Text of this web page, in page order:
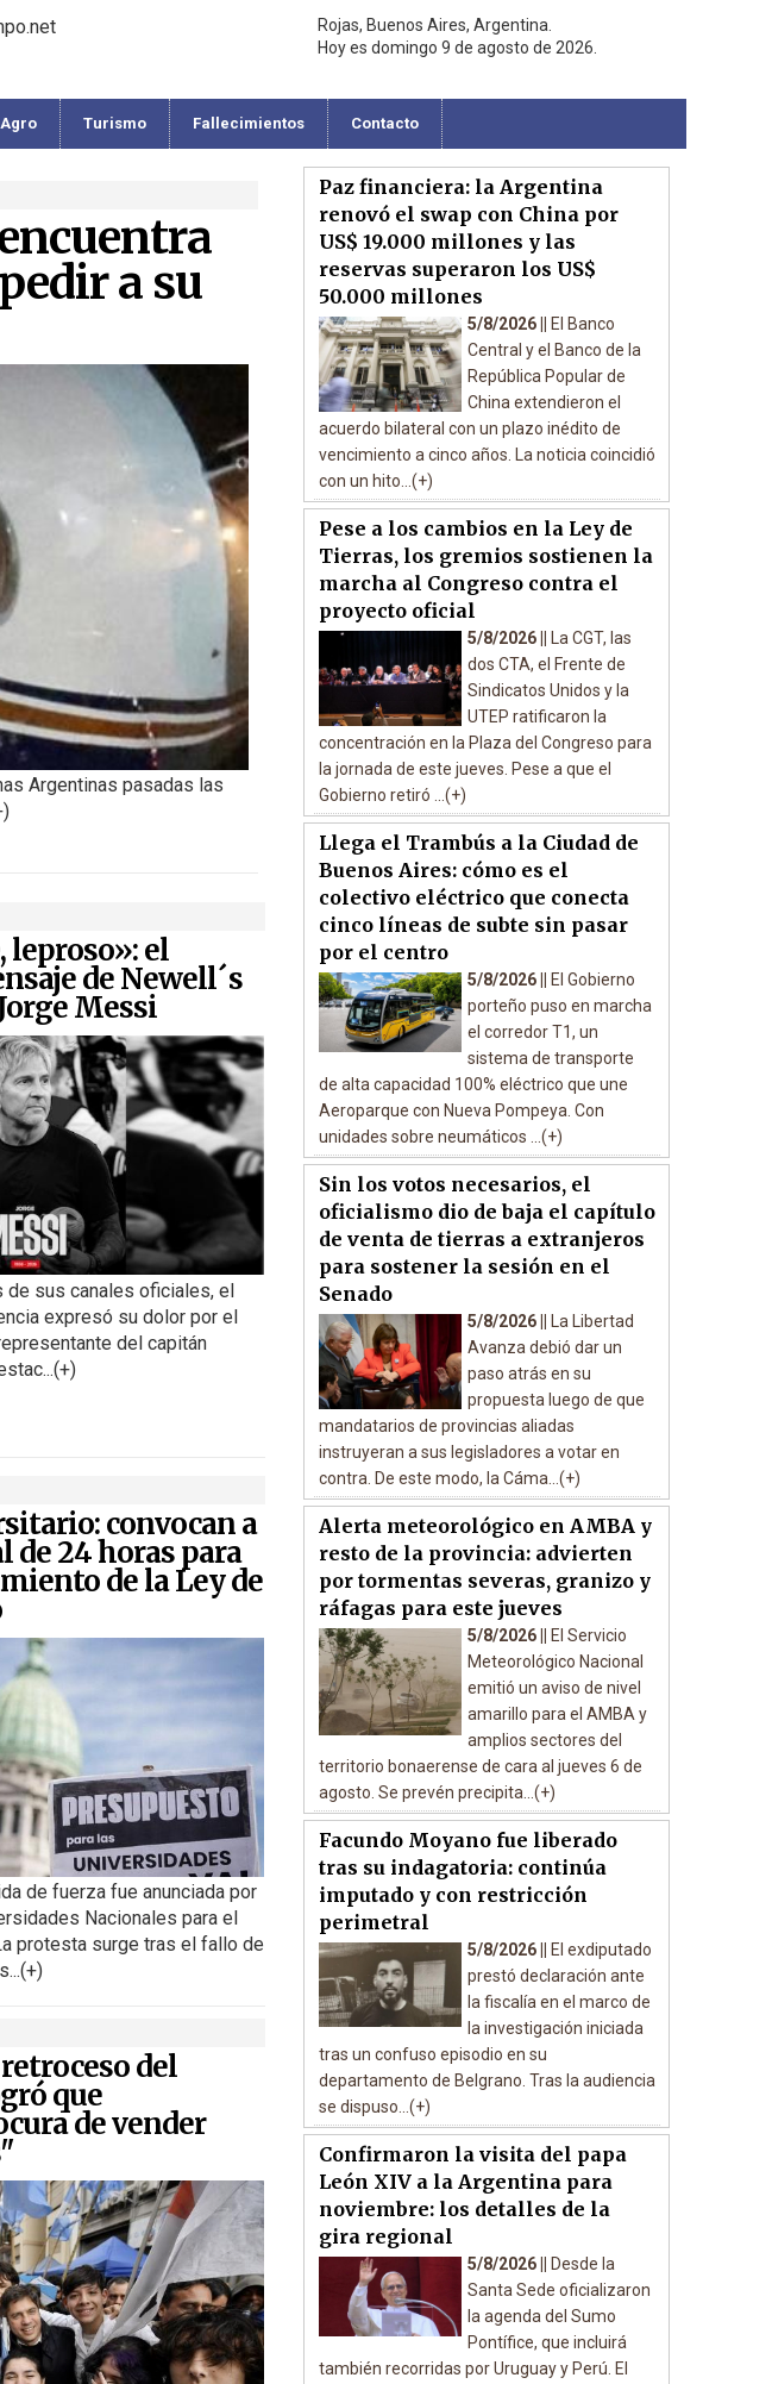
Rojas, Buenos Aires, Argentina.
Hoy es domingo 9 de agosto de 2026.
Agro Turismo Fallecimientos Contacto
a su
Argentinas pasadas las
leproso»: el
de Newell´s
Messi
de sus canales oficiales, el
expresó su dolor por el
del capitán
convocan a
de 24 horas para
de la Ley de
de fuerza fue anunciada por
Nacionales para el
protesta surge tras el fallo de
del
que
de vender
Paz financiera: la Argentina
renovó el swap con China por
US$ 19.000 millones y las
reservas superaron los US$
50.000 millones
5/8/2026 ||
El Banco
Central y el Banco de la
República Popular de
China extendieron el
acuerdo bilateral con un plazo inédito de
vencimiento a cinco años. La noticia coincidió
con un hito...(+)
Pese a los cambios en la Ley de
Tierras, los gremios sostienen la
marcha al Congreso contra el
proyecto oficial
5/8/2026 ||
La CGT, las
dos CTA, el Frente de
Sindicatos Unidos y la
UTEP ratificaron la
concentración en la Plaza del Congreso para
la jornada de este jueves. Pese a que el
Gobierno retiró ...(+)
Llega el Trambús a la Ciudad de
Buenos Aires: cómo es el
colectivo eléctrico que conecta
cinco líneas de subte sin pasar
por el centro
5/8/2026 ||
El Gobierno
porteño puso en marcha
el corredor T1, un
sistema de transporte
de alta capacidad 100% eléctrico que une
Aeroparque con Nueva Pompeya. Con
unidades sobre neumáticos ...(+)
Sin los votos necesarios, el
oficialismo dio de baja el capítulo
de venta de tierras a extranjeros
para sostener la sesión en el
Senado
5/8/2026 ||
La Libertad
Avanza debió dar un
paso atrás en su
propuesta luego de que
mandatarios de provincias aliadas
instruyeran a sus legisladores a votar en
contra. De este modo, la Cáma...(+)
Alerta meteorológico en AMBA y
resto de la provincia: advierten
por tormentas severas, granizo y
ráfagas para este jueves
5/8/2026 ||
El Servicio
Meteorológico Nacional
emitió un aviso de nivel
amarillo para el AMBA y
amplios sectores del
territorio bonaerense de cara al jueves 6 de
agosto. Se prevén precipita...(+)
Facundo Moyano fue liberado
tras su indagatoria: continúa
imputado y con restricción
perimetral
5/8/2026 ||
El exdiputado
prestó declaración ante
la fiscalía en el marco de
la investigación iniciada
tras un confuso episodio en su
departamento de Belgrano. Tras la audiencia
se dispuso...(+)
Confirmaron la visita del papa
León XIV a la Argentina para
noviembre: los detalles de la
gira regional
5/8/2026 ||
Desde la
Santa Sede oficializaron
la agenda del Sumo
Pontífice, que incluirá
también recorridas por Uruguay y Perú. El